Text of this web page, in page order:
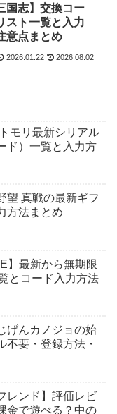
国志】交換コー
スト一覧と入力
意点まとめ
2026.01.22 2026.08.02
モリ最新シリアル
ド）一覧と入力方
望 真戦の最新ギフ
方法まとめ
】最新から無期限
とコード入力方法
げんカノジョの始
不要・登録方法・
レンド】評価レビ
金で遊べる？中の